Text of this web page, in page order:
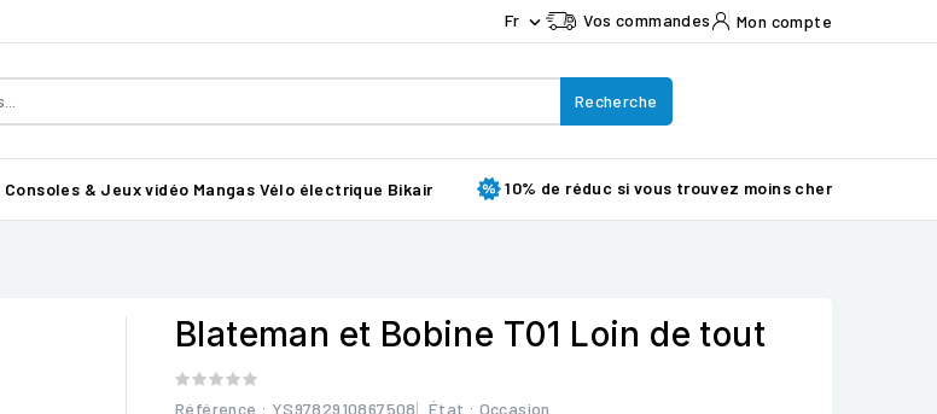
Fr  Vos commandes Mon compte
Recherche
Consoles & Jeux vidéo Mangas Vélo électrique Bikair 10% de réduc si vous trouvez moins cher
Blateman et Bobine T01 Loin de tout
Référence : YS9782910867508 État : Occasion